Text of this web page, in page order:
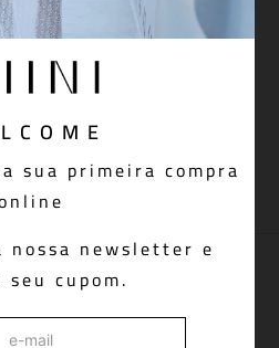
sua primeira compra
nossa newsletter e
seu cupom.
TOP TULE MUSHROOM
PIX COM 5% OFF
pedido instantânea